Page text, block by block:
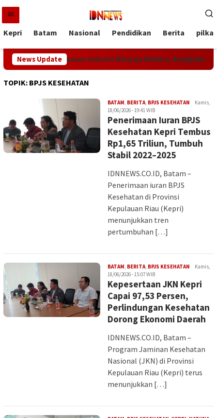
Loncat
konten
Kepri Batam Nasional Pendidikan Berita
News Update
MoU Kawasan Industri Wiraraja Madura, Bangkalan Siap
TOPIK: BPJS KESEHATAN
BATAM, BERITA, BPJS KESEHATAN Iman
Kamis,
18/06/2026 - 19:41 WIB
Penerimaan Iuran BPJS
Kesehatan Kepri Tembus
Rp1,65 Triliun, Tumbuh
Stabil 2022–2025
IDNNEWS.CO.ID, Batam –
Penerimaan iuran BPJS
Kesehatan di Provinsi
Kepulauan Riau (Kepri)
menunjukkan tren
pertumbuhan […]
BATAM, BERITA, BPJS KESEHATAN Iman
Kamis,
18/06/2026 - 15:07 WIB
Kepesertaan JKN Kepri
Capai 97,53 Persen,
Perlindungan Kesehatan
Dorong Ekonomi Daerah
IDNNEWS.CO.ID, Batam –
Program Jaminan Kesehatan
Nasional (JKN) di Provinsi
Kepulauan Riau (Kepri) terus
menunjukkan […]